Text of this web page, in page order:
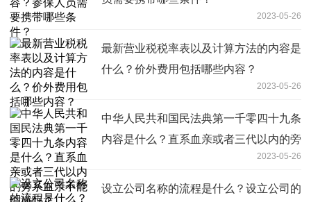
2023-05-26
最新营业税税率表以及计算方法的内容是
什么？价外费用包括哪些内容？
2023-05-26
中华人民共和国民法典第一千零四十九条
内容是什么？直系血亲或者三代以内的旁
2023-05-26
设立公司名称的流程是什么？设立公司的